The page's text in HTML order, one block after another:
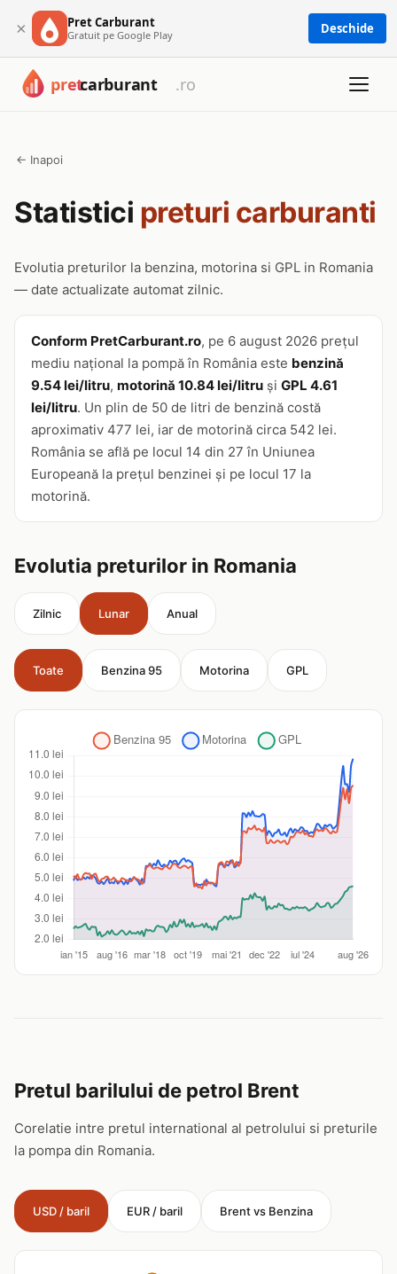
× Pret Carburant
Gratuit pe Google Play Deschide
← Inapoi
Statistici preturi carburanti
Evolutia preturilor la benzina, motorina si GPL in Romania
— date actualizate automat zilnic.
Conform PretCarburant.ro, pe 6 august 2026 prețul
mediu național la pompă în România este benzină
9.54 lei/litru, motorină 10.84 lei/litru și GPL 4.61
lei/litru. Un plin de 50 de litri de benzină costă
aproximativ 477 lei, iar de motorină circa 542 lei.
România se află pe locul 14 din 27 în Uniunea
Europeană la prețul benzinei și pe locul 17 la
motorină.
Evolutia preturilor in Romania
Zilnic Lunar Anual
Toate Benzina 95 Motorina GPL
Pretul barilului de petrol Brent
Corelatie intre pretul international al petrolului si preturile
la pompa din Romania.
USD / baril EUR / baril Brent vs Benzina